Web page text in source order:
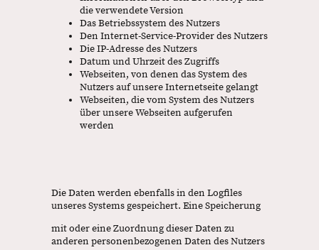
die verwendete Version
Das Betriebssystem des Nutzers
Den Internet-Service-Provider des Nutzers
Die IP-Adresse des Nutzers
Datum und Uhrzeit des Zugriffs
Webseiten, von denen das System des
Nutzers auf unsere Internetseite gelangt
Webseiten, die vom System des Nutzers
über unsere Webseiten aufgerufen
werden
Die Daten werden ebenfalls in den Logfiles
unseres Systems gespeichert. Eine Speicherung
mit oder eine Zuordnung dieser Daten zu
anderen personenbezogenen Daten des Nutzers